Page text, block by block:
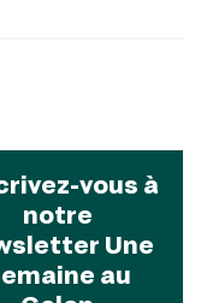
vous à
notre
Une
au